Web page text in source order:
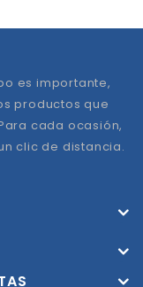
es importante,
productos que
cada ocasión,
clic de distancia.